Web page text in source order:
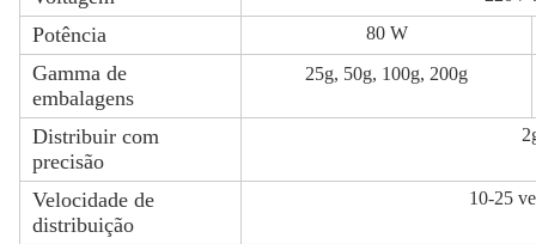
Potência 80 W
Gamma de
embalagens
25g, 50g, 100g, 200g
Distribuir com
precisão
Velocidade de
distribuição
10-25